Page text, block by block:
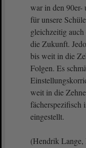
war in den 90er-
für unsere
gleichzeitig
die Zukunft.
bis weit in die
Folgen. Es
weit in die
fächerspezifisch
eingestellt.
(Hendrik